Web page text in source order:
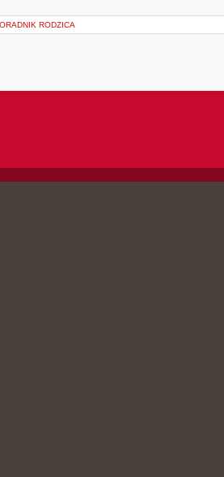
RODZICA